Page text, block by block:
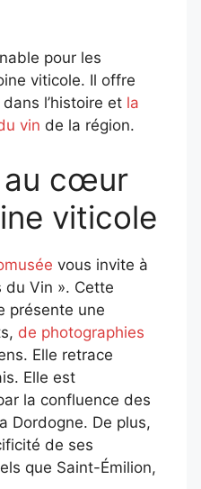
pour les
viticole. Il offre
l’histoire et la
vin de la région.
au cœur
viticole
vous invite à
du Vin ». Cette
présente une
de photographies
Elle retrace
Elle est
la confluence des
Dordogne. De plus,
de ses
que Saint-Émilion,